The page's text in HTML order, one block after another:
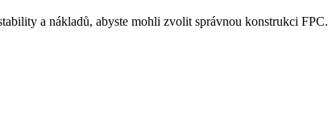
a nákladů, abyste mohli zvolit správnou konstrukci FPC.